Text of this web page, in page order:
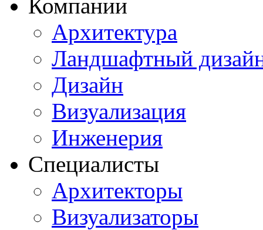
Компании
Архитектура
Ландшафтный
Дизайн
Визуализация
Инженерия
Специалисты
Архитекторы
Визуализаторы